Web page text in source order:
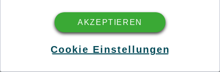
Datenermittlung- Automatisches
Erkennen der relevanten Daten und der Art
und Weise, wie wir sie nutzen wollen.
Strukturierung- Organisation der Daten in
AKZEPTIEREN
Cookie Einstellungen